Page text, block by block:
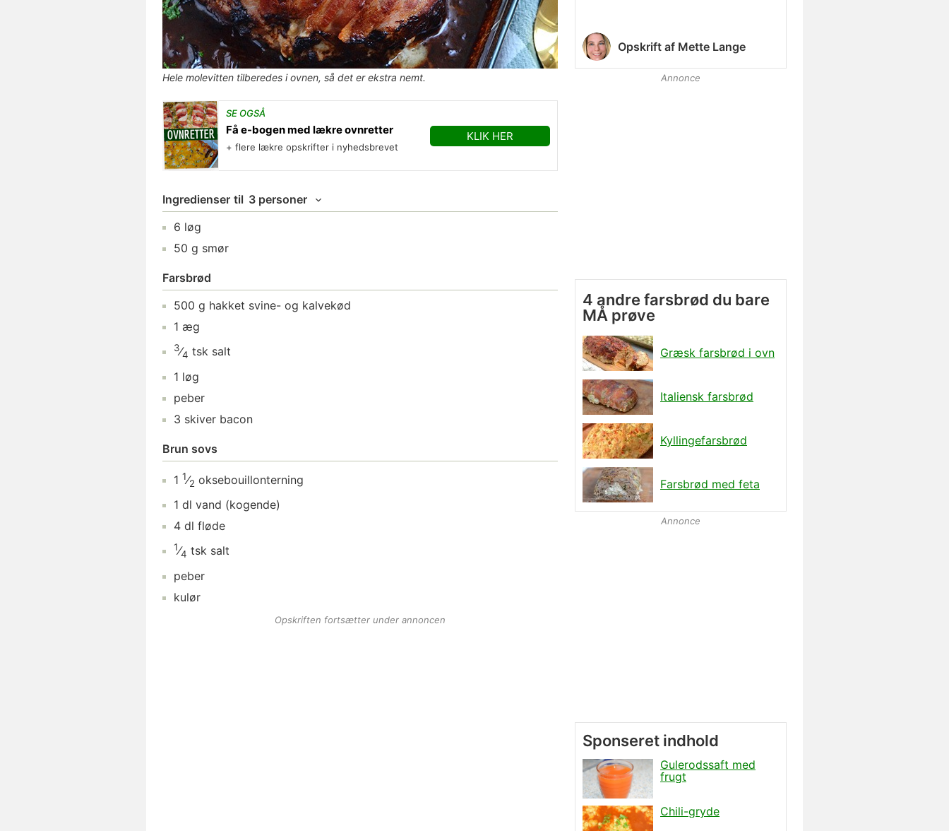
Hele molevitten tilberedes i ovnen, så det er ekstra nemt.
SE OGSÅ
Få e-bogen med lækre ovnretter
+ flere lækre opskrifter i nyhedsbrevet
KLIK HER
Ingredienser til 3 personer
6 løg
50 g smør
Farsbrød
500 g hakket svine- og kalvekød
1 æg
3⁄4 tsk salt
1 løg
peber
3 skiver bacon
Brun sovs
1 1⁄2 oksebouillonterning
1 dl vand (kogende)
4 dl fløde
1⁄4 tsk salt
peber
kulør
Opskriften fortsætter under annoncen
Opskrift af Mette Lange
Annonce
4 andre farsbrød du bare
MÅ prøve
Græsk farsbrød i ovn
Italiensk farsbrød
Kyllingefarsbrød
Farsbrød med feta
Annonce